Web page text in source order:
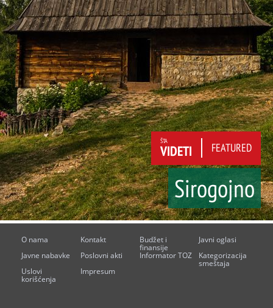
ŠTA
VIDETI FEATURED
Sirogojno
O nama Kontakt Budžet i
finansije
Javni oglasi
Javne nabavke
Poslovni akti Informator TOZ Kategorizacija
smeštaja
Uslovi
korišćenja
Impresum